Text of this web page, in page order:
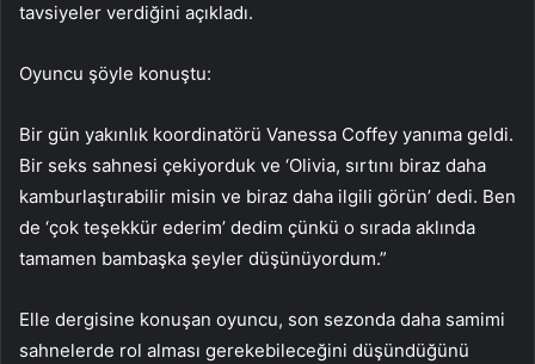
tavsiyeler verdiğini açıkladı.
Oyuncu şöyle konuştu:
Bir gün yakınlık koordinatörü Vanessa Coffey yanıma geldi.
Bir seks sahnesi çekiyorduk ve ‘Olivia, sırtını biraz daha
kamburlaştırabilir misin ve biraz daha ilgili görün’ dedi. Ben
de ‘çok teşekkür ederim’ dedim çünkü o sırada aklında
tamamen bambaşka şeyler düşünüyordum.”
Elle dergisine konuşan oyuncu, son sezonda daha samimi
sahnelerde rol alması gerekebileceğini düşündüğünü